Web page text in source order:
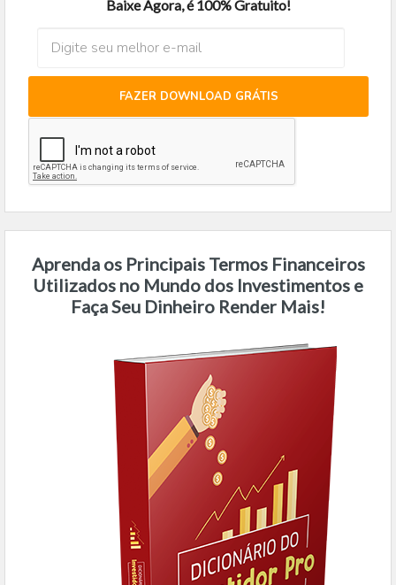
Baixe Agora, é 100% Gratuito!
FAZER DOWNLOAD GRÁTIS
Aprenda os Principais Termos Financeiros
Utilizados no Mundo dos Investimentos e
Faça Seu Dinheiro Render Mais!